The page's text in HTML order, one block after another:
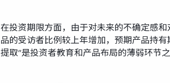
在投资期限方面，由于对未来的不确定感
品的受访者比例较上年增加，预期产品持
提取”是投资者教育和产品布局的薄弱环节之